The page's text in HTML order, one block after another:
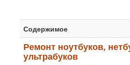
Содержимое
Ремонт ноутбуков,
ультрабуков